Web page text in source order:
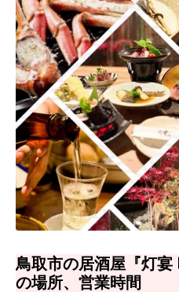
鳥取市の居酒屋『灯宴
の場所、営業時間